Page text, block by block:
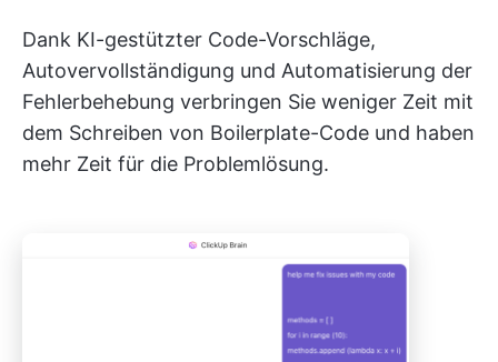
Dank KI-gestützter Code-Vorschläge,
Autovervollständigung und Automatisierung der
Fehlerbehebung verbringen Sie weniger Zeit mit
dem Schreiben von Boilerplate-Code und haben
mehr Zeit für die Problemlösung.